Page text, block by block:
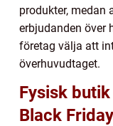
produkter, medan
erbjudanden över
företag välja att
överhuvudtaget.
Fysisk
Black Friday